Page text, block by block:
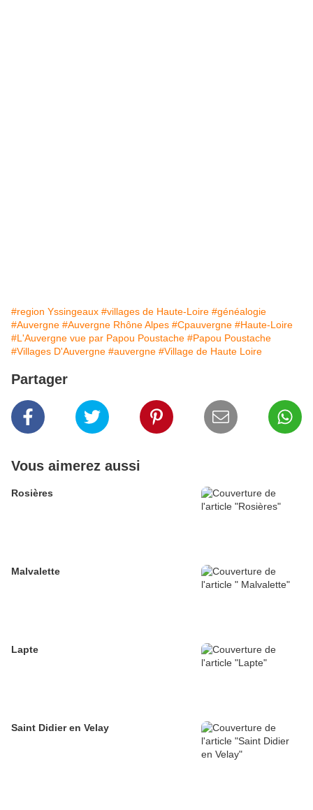
#region Yssingeaux #villages de Haute-Loire #généalogie
#Auvergne #Auvergne Rhône Alpes #Cpauvergne #Haute-Loire
#L'Auvergne vue par Papou Poustache #Papou Poustache
#Villages D'Auvergne #auvergne #Village de Haute Loire
Partager
Vous aimerez aussi
Rosières
Malvalette
Lapte
Saint Didier en Velay